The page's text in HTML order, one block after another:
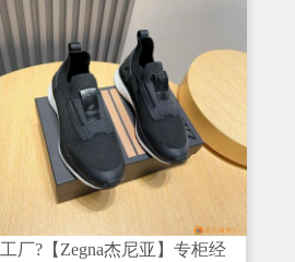
工厂?【Zegna杰尼亚】专柜经